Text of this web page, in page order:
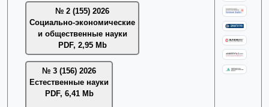
№ 2 (155) 2026
Социально-экономические
и общественные науки
PDF, 2,95 Mb
№ 3 (156) 2026
Естественные науки
PDF, 6,41 Mb